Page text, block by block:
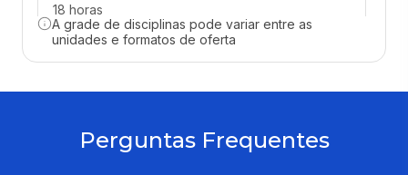
18 horas
MODELOS E INSTITUIÇÕES DE
TÉCNICAS E PROCEDIMENTOS
A grade de disciplinas pode variar entre as
unidades e formatos de oferta
Perguntas Frequentes